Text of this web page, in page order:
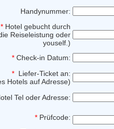
Handynummer:
* Hotel gebucht durch
Reiseleistung oder
youself.)
* Check-in Datum:
* Liefer-Ticket an:
Hotels auf Adresse)
Tel oder Adresse:
* Prüfcode: